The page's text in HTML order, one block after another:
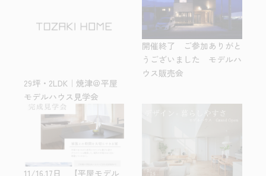
29坪・2LDK｜焼津＠平屋
モデルハウス見学会
開催終了 ご参加ありがと
うございました モデルハ
ウス販売会
11/16.17日 【平屋モデル